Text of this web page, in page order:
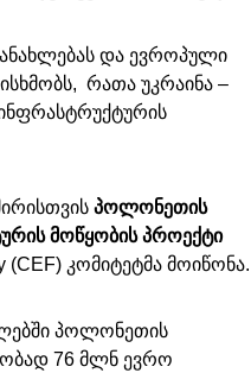
და ევროპული
რათა უკრაინა –
პოლონეთის
მოწყობის პროექტი
კომიტეტმა მოიწონა.
პოლონეთის
76 მლნ ევრო